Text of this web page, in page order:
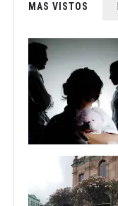
MAS VISTOS